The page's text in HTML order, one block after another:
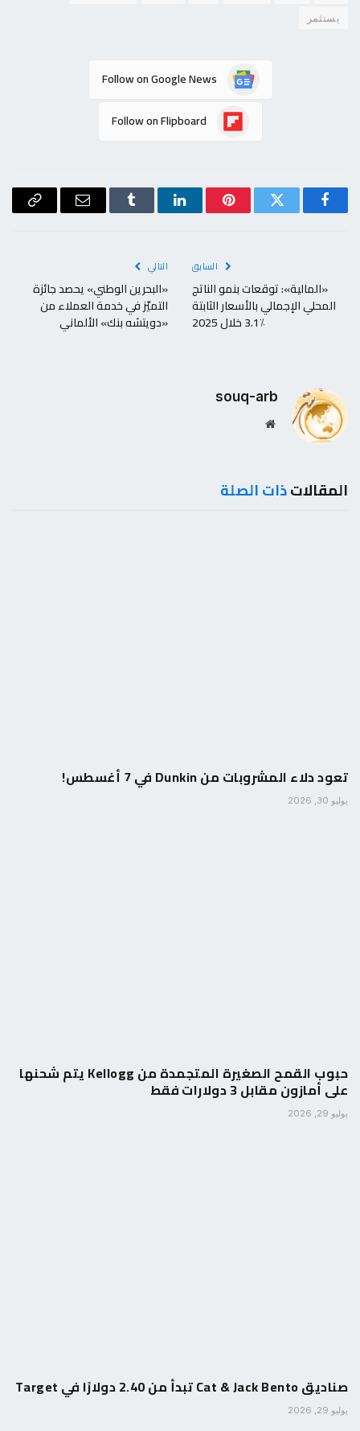
يستثمر
Follow on Google News
Follow on Flipboard
فيسبوكتويتر بينتيريستلينكدإن Tumblr البريد
Copy
السابق
«المالية»: توقعات بنمو الناتج
المحلي الإجمالي بالأسعار الثابتة
٪3.1 خلال 2025
التالي
«البحرين الوطني» يحصد جائزة
التميّز في خدمة العملاء من
«دويتشه بنك» الألماني
souq-arb
موقع
المقالاتذات الصلة
تعود دلاء المشروبات من Dunkin في 7 أغسطس!
يوليو 30, 2026
حبوب القمح الصغيرة المتجمدة من Kellogg يتم شحنها
على أمازون مقابل 3 دولارات فقط
يوليو 29, 2026
صناديق Cat & Jack Bento تبدأ من 2.40 دولارًا في Target
يوليو 29, 2026